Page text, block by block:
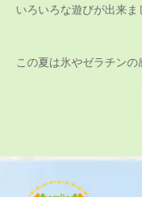
いろいろな遊びが出来ま
この夏は氷やゼラチンの